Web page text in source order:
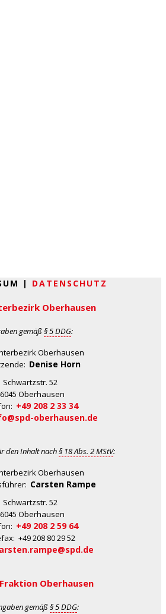
| DATENSCHUTZ
Oberhausen
gemäß § 5 DDG:
Oberhausen
Denise Horn
Schwartzstr. 52
Oberhausen
+49 208 2 33 34
oberhausen.de
den Inhalt nach§ 18 Abs. 2 MStV:
Oberhausen
Carsten Rampe
Schwartzstr. 52
Oberhausen
+49 208 2 59 64
+49 208 80 29 52
Fraktion Oberhausen
gemäß § 5 DDG: